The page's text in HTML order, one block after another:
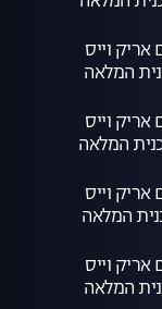
וייס
וייס
וייס
וייס